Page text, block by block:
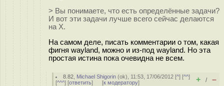
> Вы понимаете, что есть определённые задачи?
И вот эти задачи лучше всего сейчас делаются
на Х.
На самом деле, писать комментарии о том, какая
фигня wayland, можно и из-под wayland. Но эта
простая истина пока очевидна не всем.
8.82 Michael Shigorin (ok), 11:53, 17/06/2012 [^] [^^]
[^^^] [ответить] [к модератору] + / –